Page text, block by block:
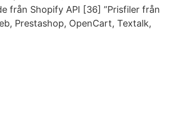
från Shopify API [36] ”Prisfiler från
Prestashop, OpenCart, Textalk,